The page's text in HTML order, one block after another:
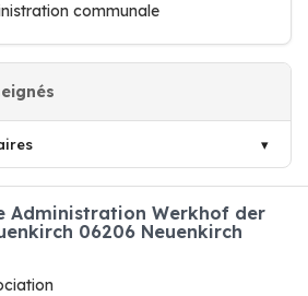
communale
Administration Werkhof der
06206 Neuenkirch